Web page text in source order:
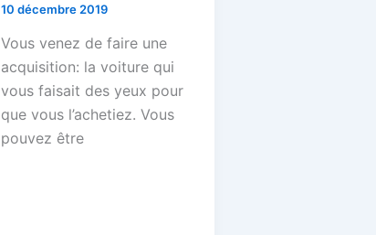
10 décembre 2019
Vous venez de faire une
acquisition: la voiture qui
vous faisait des yeux pour
que vous l’achetiez. Vous
pouvez être